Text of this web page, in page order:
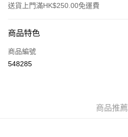
送貨上門滿HK$250.00免運費
信用卡
Apple Pay
商品特色
商品編號
548285
商品推薦